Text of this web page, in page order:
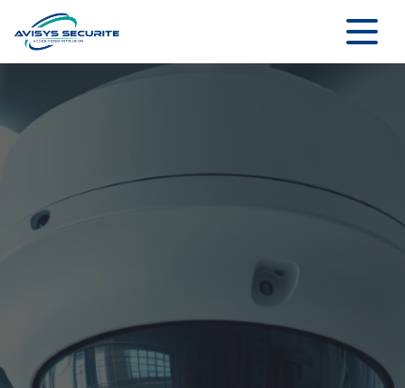
Panneau de gestion des cookies